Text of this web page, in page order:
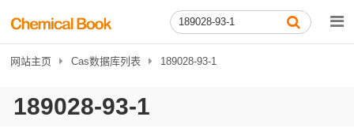
网站主页 Cas数据库列表 189028-93-1
189028-93-1